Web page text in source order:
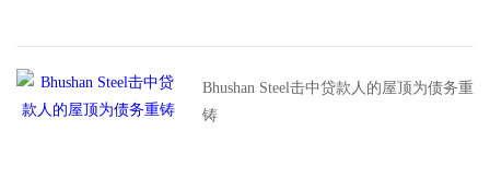
Bhushan Steel击中贷款人的屋顶为债务重
铸